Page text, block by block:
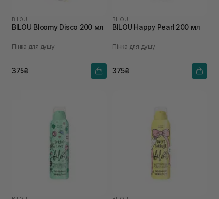
BILOU
BILOU Bloomy Disco 200 мл
Пінка для душу
375₴
BILOU
BILOU Happy Pearl 200 мл
Пінка для душу
375₴